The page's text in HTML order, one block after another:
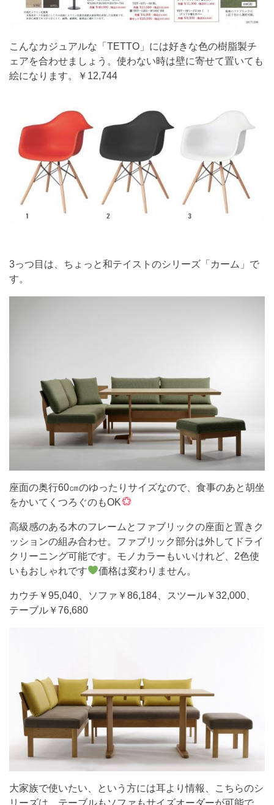
こんなカジュアルな「TETTO」には好きな色の樹脂製チ
ェアを合わせましょう。使わない時は壁に寄せて置いても
絵になります。￥12,744
3っつ目は、ちょっと和テイストのシリーズ「カーム」で
す。
座面の奥行60㎝のゆったりサイズなので、食事のあと胡坐
をかいてくつろぐのもOK
高級感のある木のフレームとファブリックの座面と置きク
ッションの組み合わせ。ファブリック部分は外してドライ
クリーニング可能です。モノカラーもいいけれど、2色使
いもおしゃれです
価格は変わりません。
カウチ￥95,040、ソファ￥86,184、スツール￥32,000、
テーブル￥76,680
大家族で使いたい、という方には耳より情報、こちらのシ
リーズは、テーブルもソファもサイズオーダーが可能で